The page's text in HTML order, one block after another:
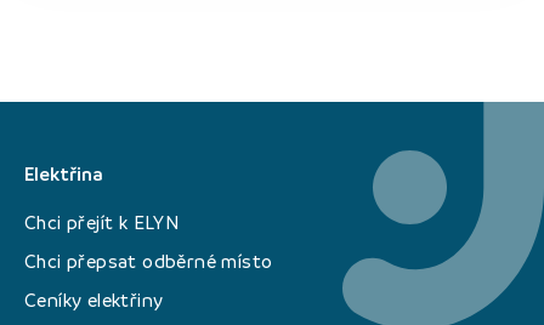
Elektřina
Chci přejít k ELYN
Chci přepsat odběrné místo
Ceníky elektřiny